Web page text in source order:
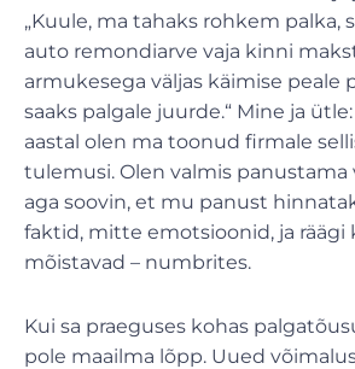
„Kuule, ma tahaks rohkem palka,
auto remondiarve vaja kinni
armukesega väljas käimise peale
saaks palgale juurde.“ Mine ja ütle:
aastal olen ma toonud firmale
tulemusi. Olen valmis panustama
aga soovin, et mu panust
faktid, mitte emotsioonid, ja räägi
mõistavad – numbrites.
Kui sa praeguses kohas
pole maailma lõpp. Uued